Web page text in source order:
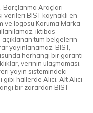
Borçlanma Araçları
verileri BIST kaynaklı en
ve logosu Koruma Marka
iktibas
açıklanan tüm belgelerin
yayınlanamaz. BIST,
herhangi bir garanti
verinin ulaşmaması,
yayın sistemindeki
hallerde Alıcı, Alt Alıcı
bir zarardan BIST